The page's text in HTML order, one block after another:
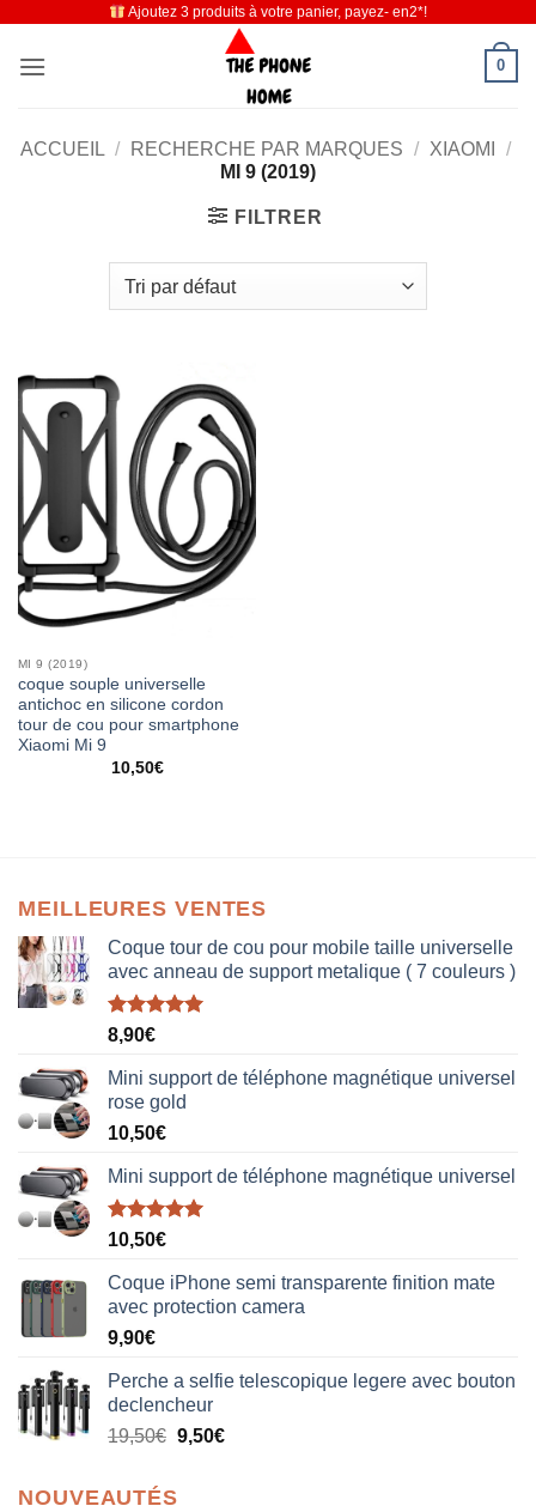
contenu
Ajoutez 3 produits à votre panier, payez- en2*!
0
ACCUEIL / RECHERCHE PAR MARQUES / XIAOMI
/
MI 9 (2019)
FILTRER
MI 9 (2019)
coque souple universelle
antichoc en silicone cordon
tour de cou pour smartphone
Xiaomi Mi 9
10,50€
MEILLEURES VENTES
Coque tour de cou pour mobile taille universelle
avec anneau de support metalique ( 7 couleurs )
Note5.00
8,90€
Mini support de téléphone magnétique universel
rose gold
10,50€
Mini support de téléphone magnétique universel
Note5.00
10,50€
Coque iPhone semi transparente finition mate
avec protection camera
9,90€
Perche a selfie telescopique legere avec bouton
declencheur
19,50€ 9,50€
NOUVEAUTÉS